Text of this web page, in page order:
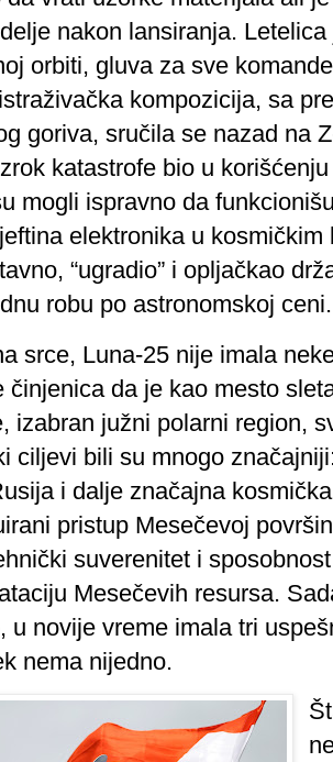
nakon lansiranja.
orbiti, gluva za sve
kompozicija, sa
goriva, sručila se nazad na
katastrofe bio u
mogli ispravno da
elektronika u
“ugradio” i opljačkao
robu po astronomskoj ceni.
srce, Luna-25 nije imala
činjenica da je kao mesto
izabran južni polarni region,
ciljevi bili su mnogo
i dalje značajna
pristup Mesečevoj
suverenitet i
Mesečevih resursa.
u novije vreme imala tri
nema nijedno.